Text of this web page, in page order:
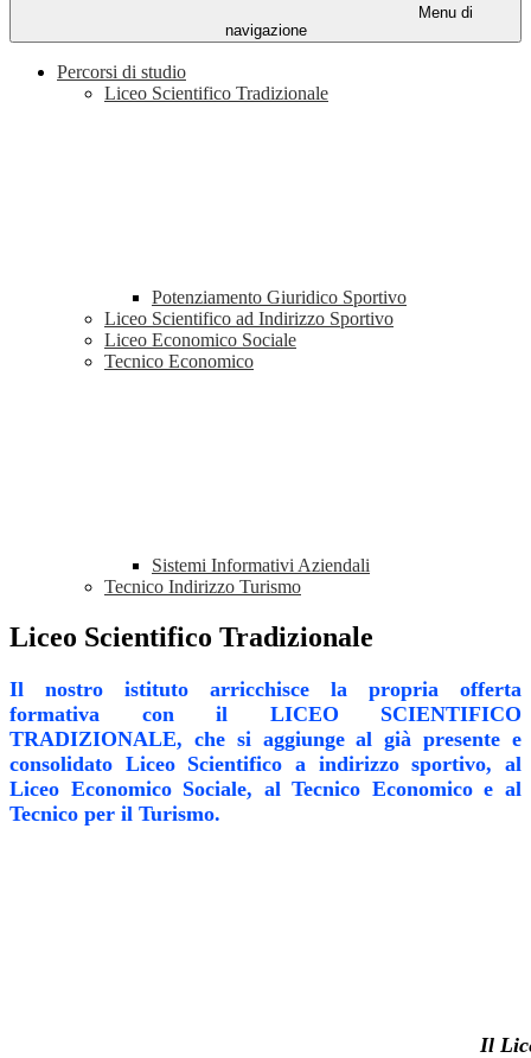
Menu di
navigazione
Percorsi di studio
Liceo Scientifico Tradizionale
Potenziamento Giuridico Sportivo
Liceo Scientifico ad Indirizzo Sportivo
Liceo Economico Sociale
Tecnico Economico
Sistemi Informativi Aziendali
Tecnico Indirizzo Turismo
Liceo Scientifico Tradizionale
Il nostro istituto arricchisce la propria offerta
formativa con il LICEO SCIENTIFICO
TRADIZIONALE, che si aggiunge al già presente e
consolidato Liceo Scientifico a indirizzo sportivo, al
Liceo Economico Sociale, al Tecnico Economico e al
Tecnico per il Turismo.
Il